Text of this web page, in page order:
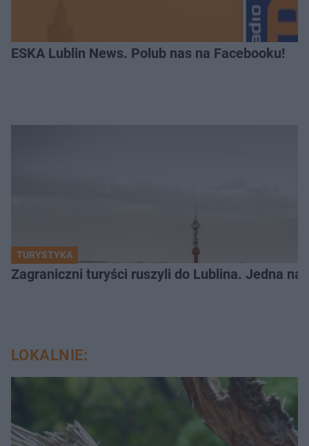
ESKA Lublin News. Polub nas na Facebooku!
TURYSTYKA
Zagraniczni turyści ruszyli do Lublina. Jedna
LOKALNIE: